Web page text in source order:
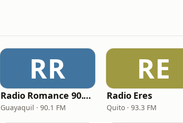
RR
Radio Romance 90.1 FM
Guayaquil · 90.1 FM
RE
Radio Eres
Quito · 93.3 FM